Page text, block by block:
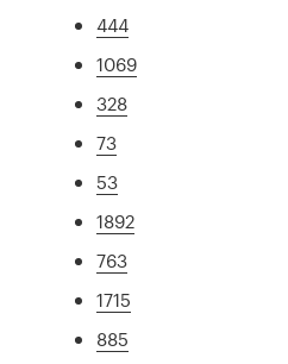
444
1069
328
73
53
1892
763
1715
885